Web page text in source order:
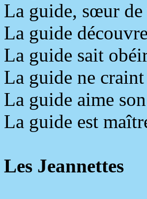
La guide, sœur de
La guide
La guide sait
La guide ne
La guide aime
La guide est
Les Jeannettes